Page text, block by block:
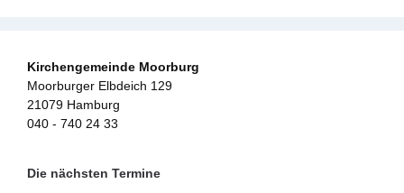
Kirchengemeinde Moorburg
Moorburger Elbdeich 129
21079 Hamburg
040 - 740 24 33
Die nächsten Termine